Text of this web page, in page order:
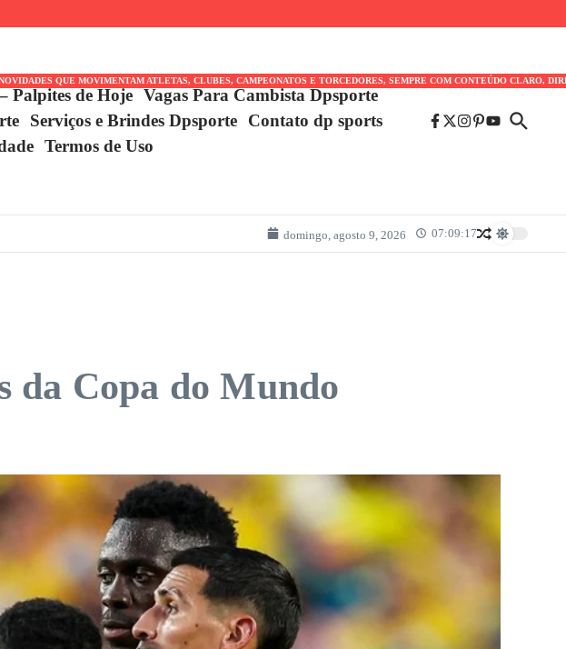
QUE MOVIMENTAM ATLETAS, CLUBES, CAMPEONATOS E TORCEDORES, SEMPRE COM CONTEÚDO CLARO,
Palpites de Hoje Vagas Para Cambista Dpsporte
Serviços e Brindes Dpsporte
Contato dp sports
Termos de Uso
domingo, agosto 9, 2026 07:09:17
da Copa do Mundo